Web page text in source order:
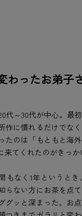
わったお弟子
代～30代が中心。最
作に慣れるだけでな
たのは「もともと海
来てくれたのがきっか
もなく1年というと
らない方にお茶を点
グッと深まった。お